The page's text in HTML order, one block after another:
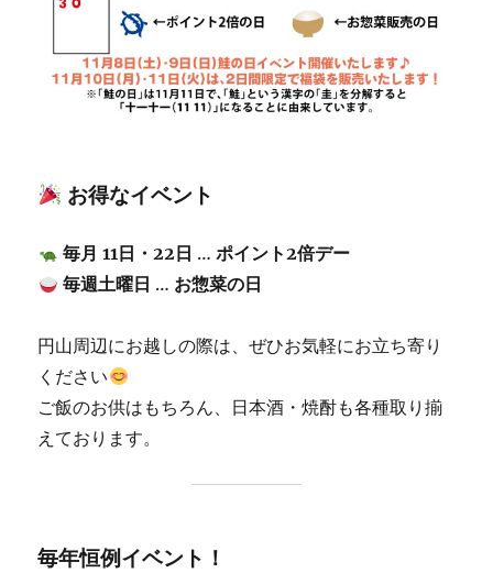
お得なイベント
毎月 11日・22日 … ポイント2倍デー
毎週土曜日 … お惣菜の日
円山周辺にお越しの際は、ぜひお気軽にお立ち寄り
ください
ご飯のお供はもちろん、日本酒・焼酎も各種取り揃
えております。
毎年恒例イベント！